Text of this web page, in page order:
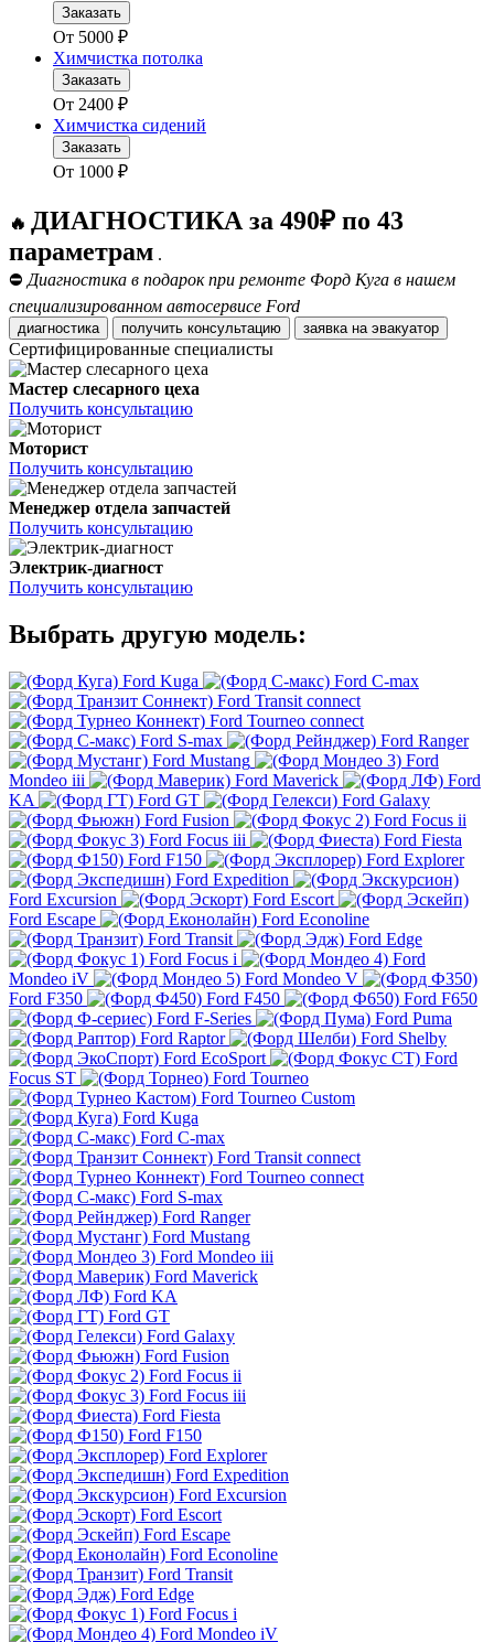
Заказать
От 5000 ₽
Химчистка потолка
Заказать
От 2400 ₽
Химчистка сидений
Заказать
От 1000 ₽
🔥 ДИАГНОСТИКА за 490₽ по 43
параметрам .
⛔ Диагностика в подарок при ремонте Форд Куга в нашем
специализированном автосервисе Ford
диагностика получить консультацию заявка на эвакуатор
Сертифицированные специалисты
Мастер слесарного цеха
Получить консультацию
Моторист
Получить консультацию
Менеджер отдела запчастей
Получить консультацию
Электрик-диагност
Получить консультацию
Выбрать другую модель:
Ford Kuga
Ford C-max
Ford Transit connect
Ford Tourneo connect
Ford S-max
Ford Ranger
Ford Mustang
Ford
Mondeo iii
Ford Maverick
Ford
KA
Ford GT
Ford Galaxy
Ford Fusion
Ford Focus ii
Ford Focus iii
Ford Fiesta
Ford F150
Ford Explorer
Ford Expedition
Ford Excursion
Ford Escort
Ford Escape
Ford Econoline
Ford Transit
Ford Edge
Ford Focus i
Ford
Mondeo iV
Ford Mondeo V
Ford F350
Ford F450
Ford F650
Ford F-Series
Ford Puma
Ford Raptor
Ford Shelby
Ford EcoSport
Ford
Focus ST
Ford Tourneo
Ford Tourneo Custom
Ford Kuga
Ford C-max
Ford Transit connect
Ford Tourneo connect
Ford S-max
Ford Ranger
Ford Mustang
Ford Mondeo iii
Ford Maverick
Ford KA
Ford GT
Ford Galaxy
Ford Fusion
Ford Focus ii
Ford Focus iii
Ford Fiesta
Ford F150
Ford Explorer
Ford Expedition
Ford Excursion
Ford Escort
Ford Escape
Ford Econoline
Ford Transit
Ford Edge
Ford Focus i
Ford Mondeo iV